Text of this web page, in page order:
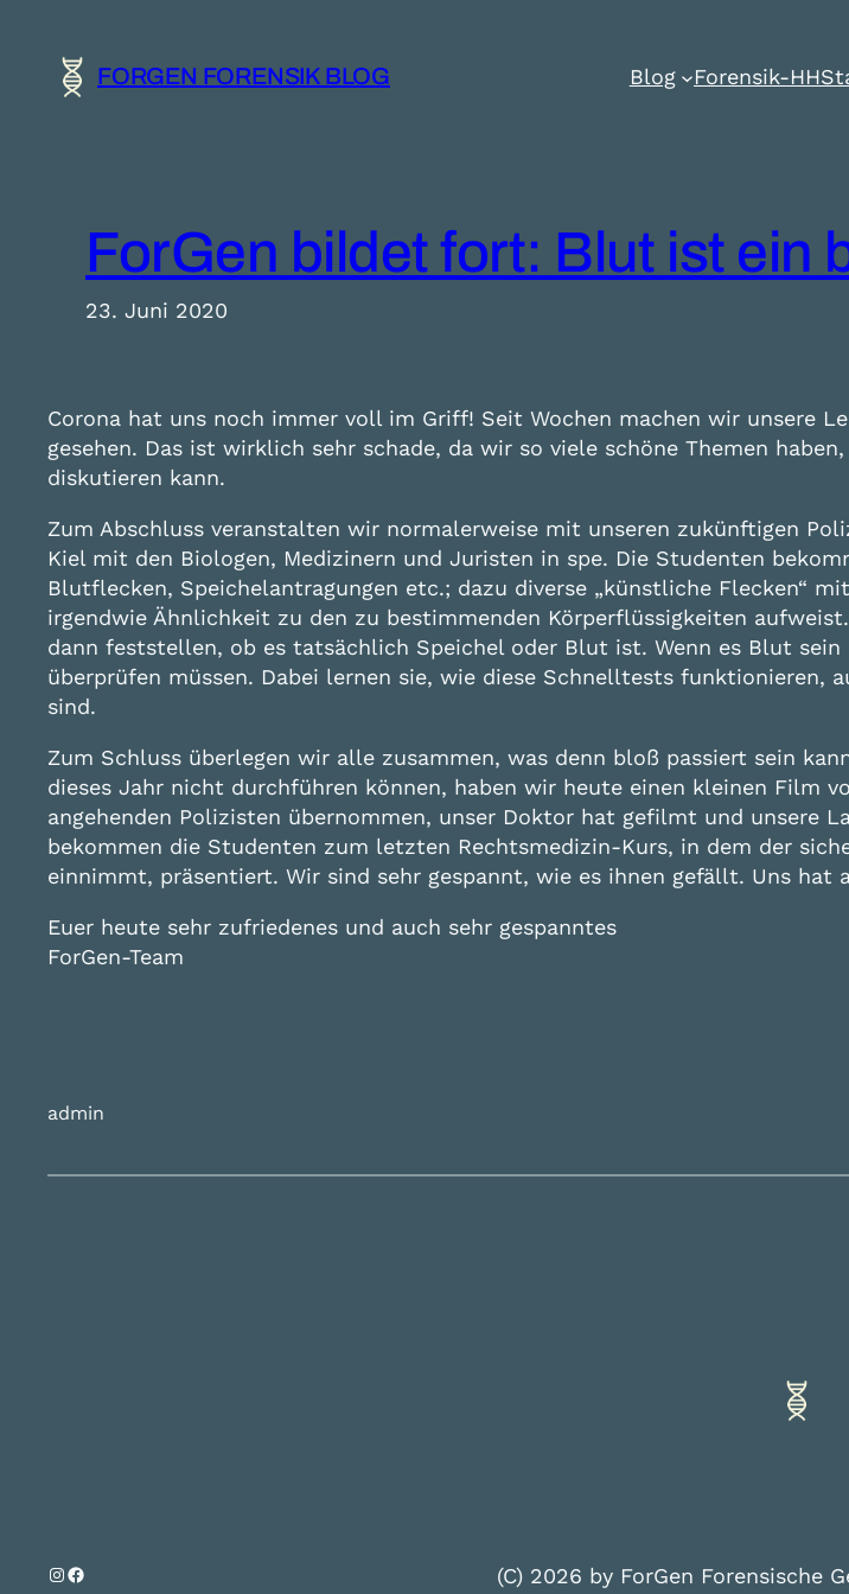
Inhalt
springen FORGEN FORENSIK BLOG Blog Forensik-HH
ForGen bildet fort: Blut ist ein
23. Juni 2020
Corona hat uns noch immer voll im Griff! Seit Wochen machen wir unsere
gesehen. Das ist wirklich sehr schade, da wir so viele schöne Themen
diskutieren kann.
Zum Abschluss veranstalten wir normalerweise mit unseren zukünftigen
Kiel mit den Biologen, Medizinern und Juristen in spe. Die Studenten
Blutflecken, Speichelantragungen etc.; dazu diverse „künstliche Flecken“
irgendwie Ähnlichkeit zu den zu bestimmenden Körperflüssigkeiten
dann feststellen, ob es tatsächlich Speichel oder Blut ist. Wenn es Blut
überprüfen müssen. Dabei lernen sie, wie diese Schnelltests
sind.
Zum Schluss überlegen wir alle zusammen, was denn bloß passiert sein
dieses Jahr nicht durchführen können, haben wir heute einen kleinen Film
angehenden Polizisten übernommen, unser Doktor hat gefilmt und unsere
bekommen die Studenten zum letzten Rechtsmedizin-Kurs, in dem der
einnimmt, präsentiert. Wir sind sehr gespannt, wie es ihnen gefällt. Uns hat
Euer heute sehr zufriedenes und auch sehr gespanntes
ForGen-Team
admin
Instagram
Facebook (C) 2026 by ForGen